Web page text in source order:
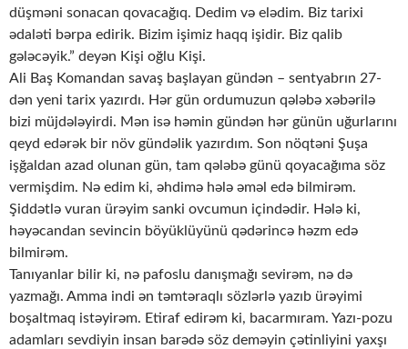
düşməni sonacan qovacağıq. Dedim və elədim. Biz tarixi
ədaləti bərpa edirik. Bizim işimiz haqq işidir. Biz qalib
gələcəyik.” deyən Kişi oğlu Kişi.
Ali Baş Komandan savaş başlayan gündən – sentyabrın 27-
dən yeni tarix yazırdı. Hər gün ordumuzun qələbə xəbərilə
bizi müjdələyirdi. Mən isə həmin gündən hər günün uğurlarını
qeyd edərək bir növ gündəlik yazırdım. Son nöqtəni Şuşa
işğaldan azad olunan gün, tam qələbə günü qoyacağıma söz
vermişdim. Nə edim ki, əhdimə hələ əməl edə bilmirəm.
Şiddətlə vuran ürəyim sanki ovcumun içindədir. Hələ ki,
həyəcandan sevincin böyüklüyünü qədərincə həzm edə
bilmirəm.
Tanıyanlar bilir ki, nə pafoslu danışmağı sevirəm, nə də
yazmağı. Amma indi ən təmtəraqlı sözlərlə yazıb ürəyimi
boşaltmaq istəyirəm. Etiraf edirəm ki, bacarmıram. Yazı-pozu
adamları sevdiyin insan barədə söz deməyin çətinliyini yaxşı